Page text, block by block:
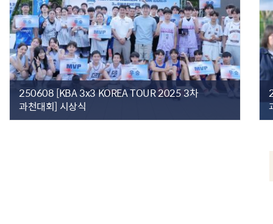
250608 [KBA 3x3 KOREA TOUR 2025 3차
과천대회] 시상식